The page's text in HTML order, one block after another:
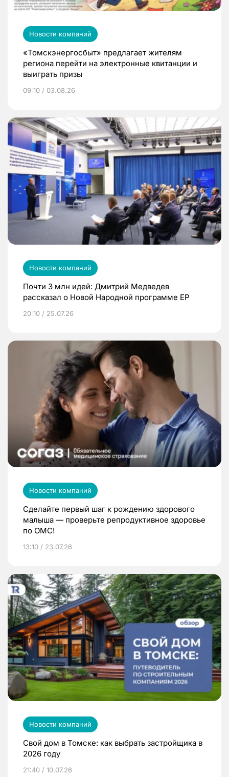
Новости компаний
«Томскэнергосбыт» предлагает жителям
региона перейти на электронные квитанции и
выиграть призы
09:10 / 03.08.26
Новости компаний
Почти 3 млн идей: Дмитрий Медведев
рассказал о Новой Народной программе ЕР
20:10 / 25.07.26
Новости компаний
Сделайте первый шаг к рождению здорового
малыша — проверьте репродуктивное здоровье
по ОМС!
13:10 / 23.07.26
Новости компаний
Свой дом в Томске: как выбрать застройщика в
2026 году
21:40 / 10.07.26